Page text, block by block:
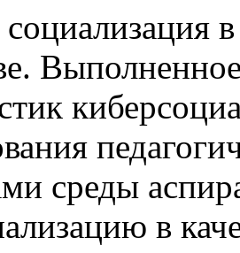
социализация
среды
в